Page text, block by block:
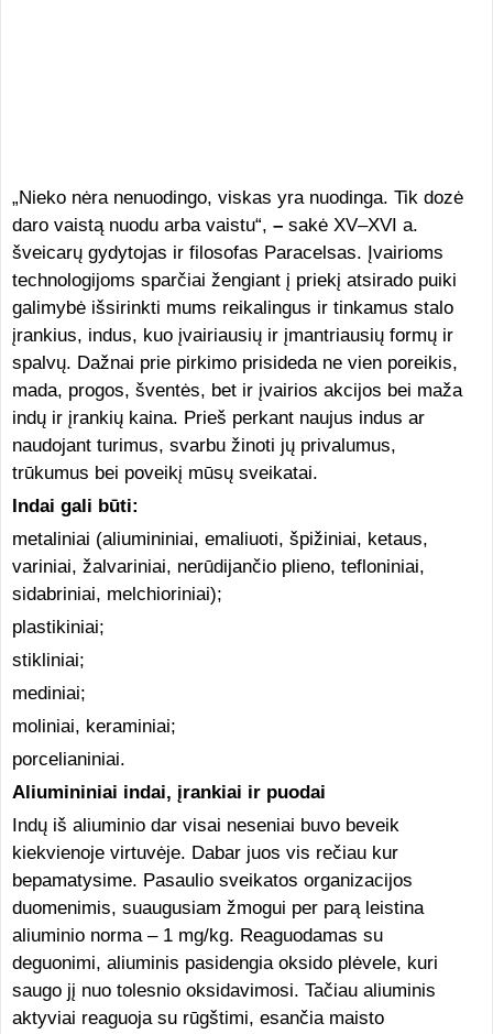
„Nieko nėra nenuodingo, viskas yra nuodinga. Tik dozė
daro vaistą nuodu arba vaistu“, –sakė XV–XVI a.
šveicarų gydytojas ir filosofas Paracelsas. Įvairioms
technologijoms sparčiai žengiant į priekį atsirado puiki
galimybė išsirinkti mums reikalingus ir tinkamus stalo
įrankius, indus, kuo įvairiausių ir įmantriausių formų ir
spalvų. Dažnai prie pirkimo prisideda ne vien poreikis,
mada, progos, šventės, bet ir įvairios akcijos bei maža
indų ir įrankių kaina. Prieš perkant naujus indus ar
naudojant turimus, svarbu žinoti jų privalumus,
trūkumus bei poveikį mūsų sveikatai.
Indai gali būti:
metaliniai (aliumininiai, emaliuoti, špižiniai, ketaus,
variniai, žalvariniai, nerūdijančio plieno, tefloniniai,
sidabriniai, melchioriniai);
plastikiniai;
stikliniai;
mediniai;
moliniai, keraminiai;
porcelianiniai.
Aliumininiai indai, įrankiai ir puodai
Indų iš aliuminio dar visai neseniai buvo beveik
kiekvienoje virtuvėje. Dabar juos vis rečiau kur
bepamatysime. Pasaulio sveikatos organizacijos
duomenimis, suaugusiam žmogui per parą leistina
aliuminio norma – 1 mg/kg. Reaguodamas su
deguonimi, aliuminis pasidengia oksido plėvele, kuri
saugo jį nuo tolesnio oksidavimosi. Tačiau aliuminis
aktyviai reaguoja su rūgštimi, esančia maisto